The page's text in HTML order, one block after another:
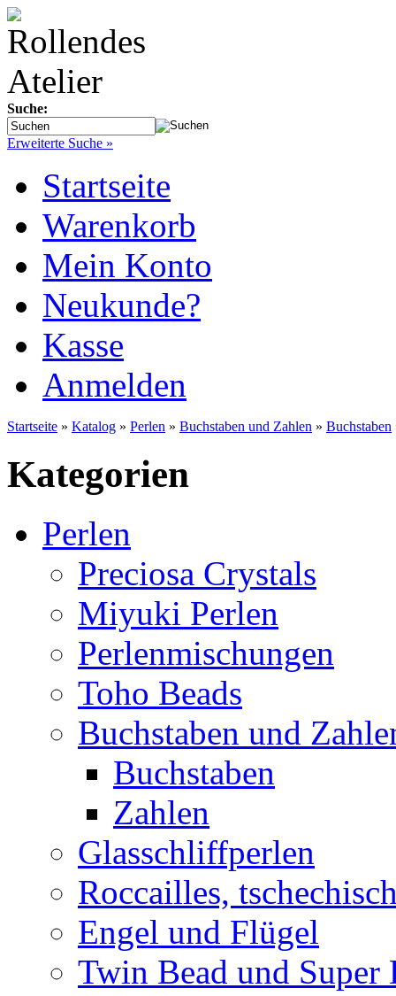
Suche:
Erweiterte Suche »
Startseite
Warenkorb
Mein Konto
Neukunde?
Kasse
Anmelden
Startseite » Katalog » Perlen » Buchstaben und Zahlen » Buchstaben
Kategorien
Perlen
Preciosa Crystals
Miyuki Perlen
Perlenmischungen
Toho Beads
Buchstaben und
Buchstaben
Zahlen
Glasschliffperlen
Roccailles,
Engel und Flügel
Twin Bead und Super